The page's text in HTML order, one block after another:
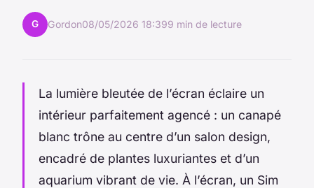
G Gordon08/05/2026 18:399 min de lecture
La lumière bleutée de l’écran éclaire un
intérieur parfaitement agencé : un canapé
blanc trône au centre d’un salon design,
encadré de plantes luxuriantes et d’un
aquarium vibrant de vie. À l’écran, un Sim